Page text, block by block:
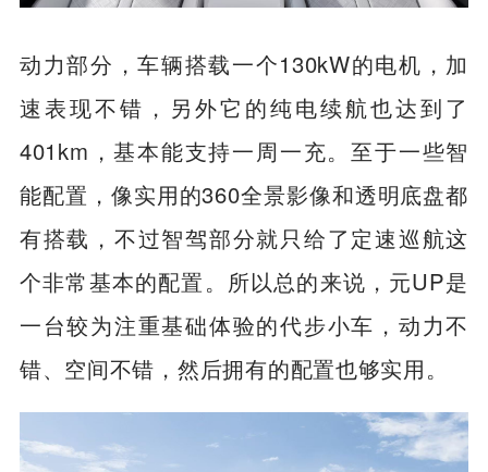
动力部分，车辆搭载一个130kW的电机，加
速表现不错，另外它的纯电续航也达到了
401km，基本能支持一周一充。至于一些智
能配置，像实用的360全景影像和透明底盘都
有搭载，不过智驾部分就只给了定速巡航这
个非常基本的配置。所以总的来说，元UP是
一台较为注重基础体验的代步小车，动力不
错、空间不错，然后拥有的配置也够实用。